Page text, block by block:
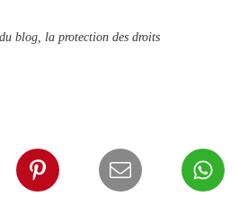
blog, la protection des droits